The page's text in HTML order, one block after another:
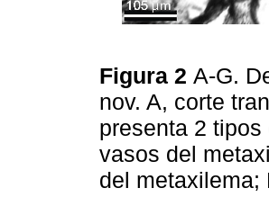
Figura 2 A-G.
nov. A, corte
presenta 2
vasos del
del metaxilema;